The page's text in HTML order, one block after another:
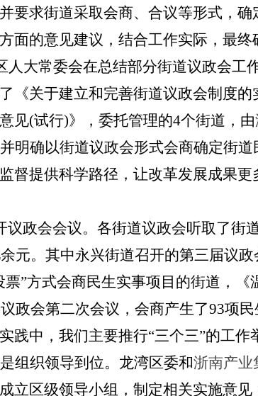
要求街道采取会商、合议等形式，确
面的意见建议， 结合工作实际，最
人大常委会在总结部分街道议政会工
《关于建立和完善街道议政会制度
见(试行)》， 委托管理的4个街道，由
明确以街道议政会形式会商确定街
提供科学路径，让改革发展成果更
议政会会议。各街道议政会听取了街
元。其中永兴街道召开的第三届议
”方式会商民生实事项目的街道，
政会第二次会议，会商产生了93项
践中，我们主要推行“三个三”的工作
组织领导到位。龙湾区委和浙南产业
立区级领导小组，制定相关实施意见